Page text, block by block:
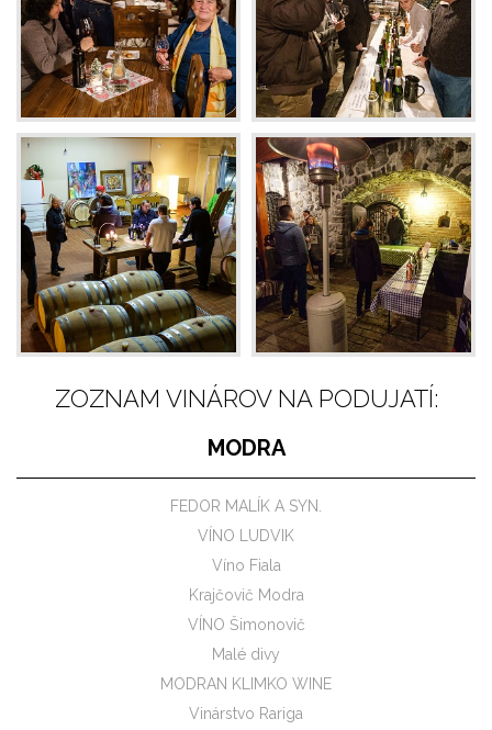
ZOZNAM VINÁROV NA PODUJATÍ:
MODRA
FEDOR MALÍK A SYN.
VÍNO LUDVIK
Víno Fiala
Krajčovič Modra
VÍNO Šimonovič
Malé divy
MODRAN KLIMKO WINE
Vinárstvo Rariga